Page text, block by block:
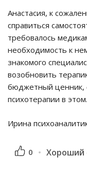
Анастасия, к
справиться
требовалось
необходимость к
знакомого
возобновить
бюджетный ценник,
психотерапии в этом.
Ирина
0 Хороший